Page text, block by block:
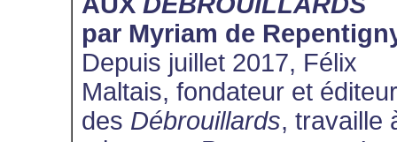
par Myriam de
Depuis juillet 2017, Félix
Maltais, fondateur et éditeur
des Débrouillards, travaille